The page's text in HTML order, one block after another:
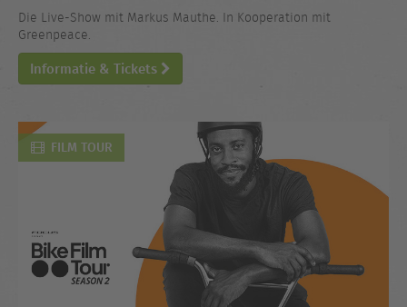
Die Live-Show mit Markus Mauthe. In Kooperation mit
Greenpeace.
Informatie & Tickets
FILM TOUR